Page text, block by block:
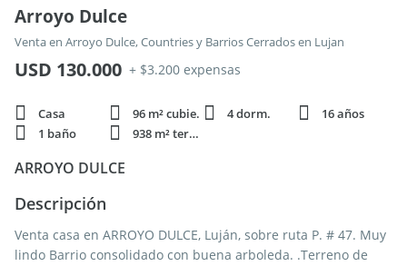
Arroyo Dulce
Venta en Arroyo Dulce, Countries y Barrios Cerrados en Lujan
USD 130.000 + $3.200 expensas
Casa 96 m² cubie. 4 dorm.
16 años
1 baño
938 m² terren.
ARROYO DULCE
Descripción
Venta casa en ARROYO DULCE, Luján, sobre ruta P. # 47. Muy
lindo Barrio consolidado con buena arboleda. .Terreno de